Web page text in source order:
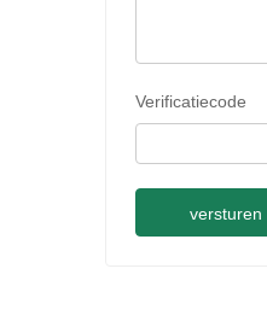
Verificatiecode
versturen